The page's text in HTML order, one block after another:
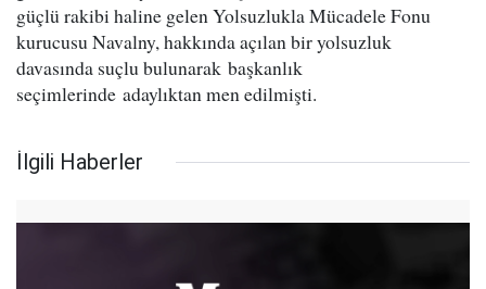
güçlü rakibi haline gelen Yolsuzlukla Mücadele Fonu
kurucusu Navalny, hakkında açılan bir yolsuzluk
davasında suçlu bulunarak başkanlık
seçimlerinde adaylıktan men edilmişti.
İlgili Haberler